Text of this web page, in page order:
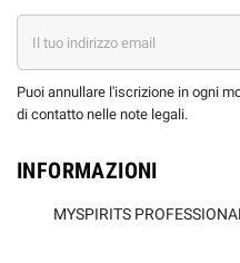
Puoi annullare l'iscrizione in ogni
di contatto nelle note legali.
INFORMAZIONI
MYSPIRITS